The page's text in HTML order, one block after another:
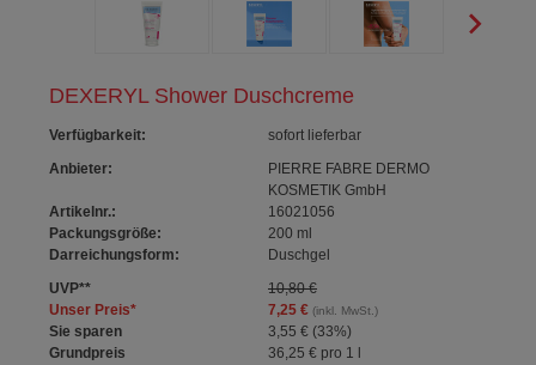
DEXERYL Shower Duschcreme
Verfügbarkeit:
sofort lieferbar
Anbieter:
PIERRE FABRE DERMO
KOSMETIK GmbH
Artikelnr.:
16021056
Packungsgröße:
200 ml
Darreichungsform:
Duschgel
UVP**
10,80 €
Unser Preis* 7,25 €(inkl. MwSt.)
Sie sparen 3,55 € (33%)
Grundpreis
36,25 €pro 1 l